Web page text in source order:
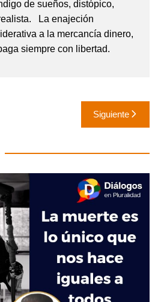
de sueños, distópico,
La enajeción
a la mercancía dinero,
siempre con libertad.
Siguiente